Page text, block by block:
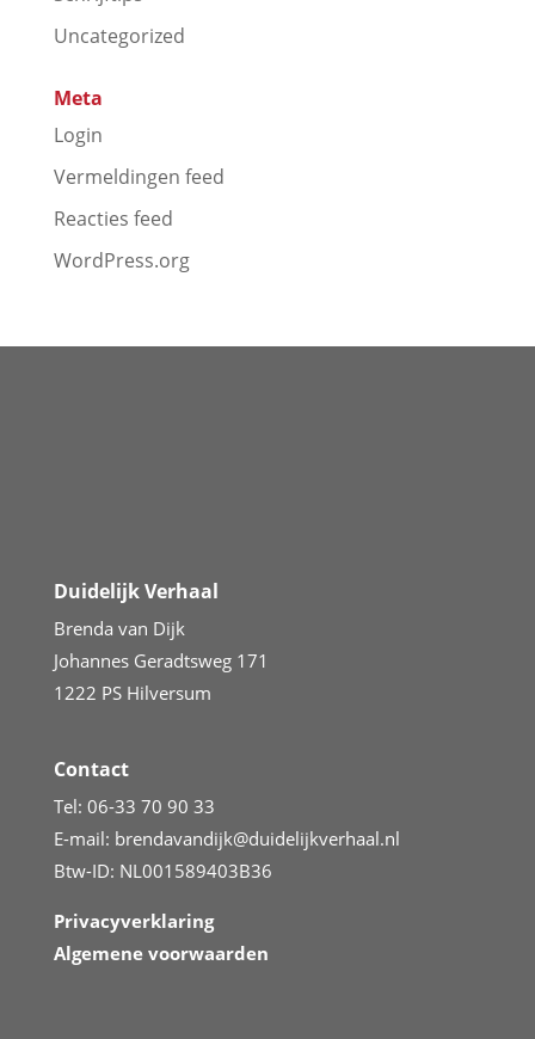
Uncategorized
Meta
Login
Vermeldingen feed
Reacties feed
WordPress.org
Duidelijk Verhaal
Brenda van Dijk
Johannes Geradtsweg 171
1222 PS Hilversum
Contact
Tel: 06-33 70 90 33
E-mail: brendavandijk@duidelijkverhaal.nl
Btw-ID: NL001589403B36
Privacyverklaring
Algemene voorwaarden